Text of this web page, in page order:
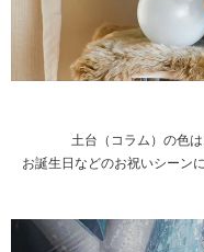
土台（コラム）の色
お誕生日などのお祝いシーン